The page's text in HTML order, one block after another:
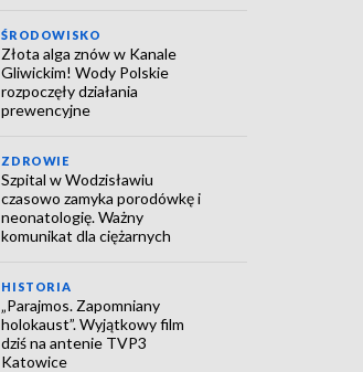
ŚRODOWISKO
Złota alga znów w Kanale
Gliwickim! Wody Polskie
rozpoczęły działania
prewencyjne
ZDROWIE
Szpital w Wodzisławiu
czasowo zamyka porodówkę i
neonatologię. Ważny
komunikat dla ciężarnych
HISTORIA
„Parajmos. Zapomniany
holokaust”. Wyjątkowy film
dziś na antenie TVP3
Katowice